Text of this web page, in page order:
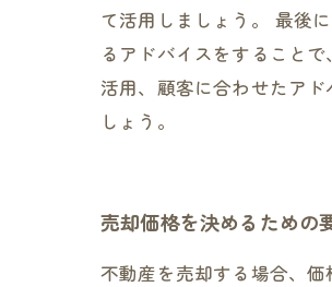
て活用しましょう。 最後
るアドバイスをすること
活用、顧客に合わせたア
しょう。
売却価格を決めるための
不動産を売却する場合、